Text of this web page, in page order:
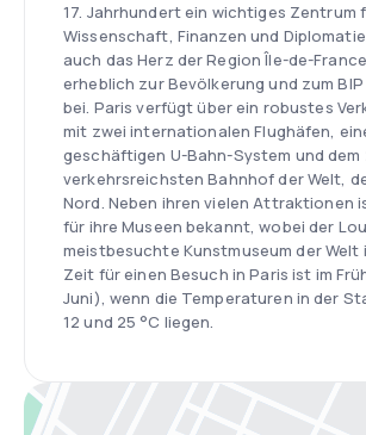
17. Jahrhundert ein wichtiges Zentrum
Wissenschaft, Finanzen und
auch das Herz der Region Île-de-
erheblich zur Bevölkerung und zum
bei. Paris verfügt über ein robustes
mit zwei internationalen Flughäfen,
geschäftigen U-Bahn-System und dem
verkehrsreichsten Bahnhof der Welt,
Nord. Neben ihren vielen Attraktionen
für ihre Museen bekannt, wobei der
meistbesuchte Kunstmuseum der Welt
Zeit für einen Besuch in Paris ist im
Juni), wenn die Temperaturen in der
12 und 25 °C liegen.